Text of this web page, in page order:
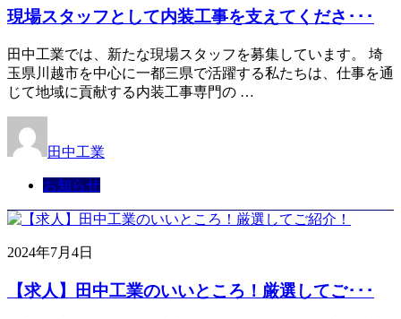
現場スタッフとして内装工事を支えてくださ･･･
田中工業では、新たな現場スタッフを募集しています。 埼
玉県川越市を中心に一都三県で活躍する私たちは、仕事を通
じて地域に貢献する内装工事専門の …
田中工業
お知らせ
2024年7月4日
【求人】田中工業のいいところ！厳選してご･･･